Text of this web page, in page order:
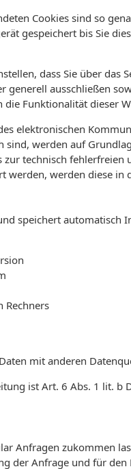
Cookies sind so
gespeichert bis Sie
dass Sie über
generell ausschließen
Funktionalität dieser
elektronischen
werden auf
zur technisch
werden, werden diese
speichert
Rechners
mit anderen
ist Art. 6 Abs. 1 lit. b
Anfragen zukommen
der Anfrage und für